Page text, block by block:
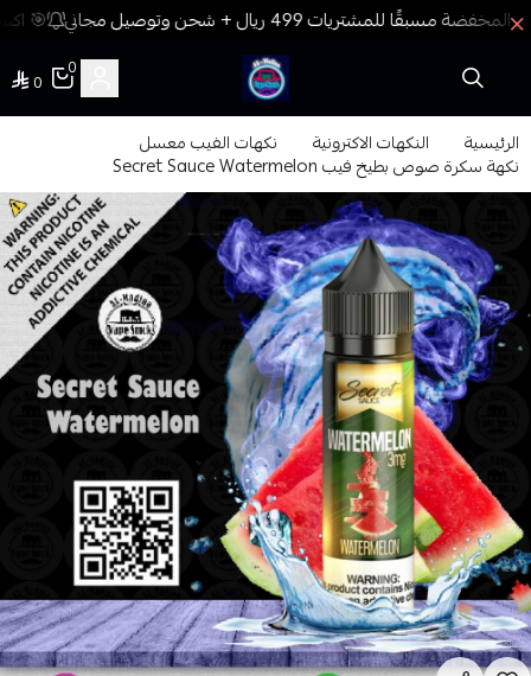
🎯
فيب المدينة
0
0
الرئيسية النكهات الاكترونية نكهات الفيب معسل
نكهة سكرة صوص بطيخ فيب Secret Sauce Watermelon